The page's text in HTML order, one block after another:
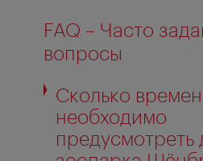
FAQ – Часто
вопросы
Сколько
необходимо
предусмотреть